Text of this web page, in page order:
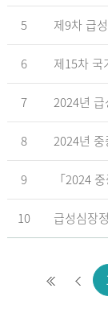
5
6
7
8
9
10 급성심장